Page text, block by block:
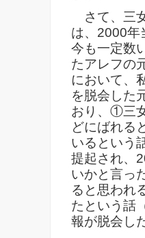
さて、三
は、2000年
今も一定数
たアレフの
において、
を脱会した
おり、①三
どにばれる
いるという
提起され、
いかと言っ
ると思われ
たという話
報が脱会し